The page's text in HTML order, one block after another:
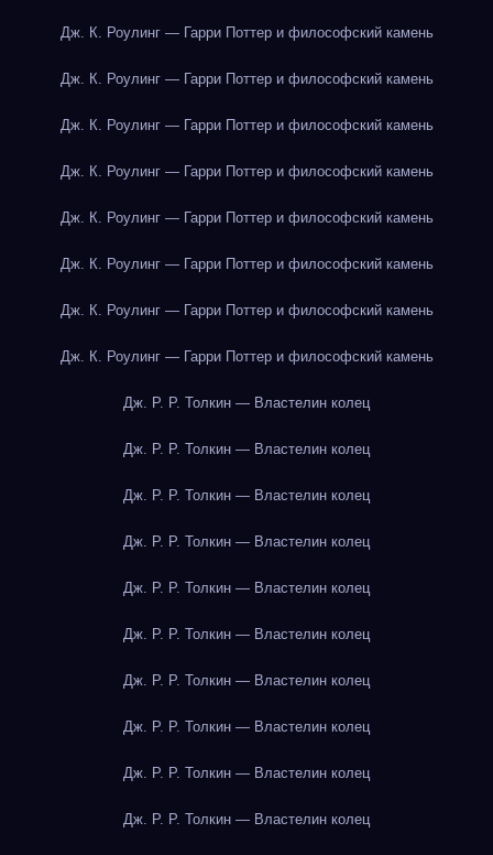
Дж. К. Роулинг — Гарри Поттер и философский камень
Дж. К. Роулинг — Гарри Поттер и философский камень
Дж. К. Роулинг — Гарри Поттер и философский камень
Дж. К. Роулинг — Гарри Поттер и философский камень
Дж. К. Роулинг — Гарри Поттер и философский камень
Дж. К. Роулинг — Гарри Поттер и философский камень
Дж. К. Роулинг — Гарри Поттер и философский камень
Дж. К. Роулинг — Гарри Поттер и философский камень
Дж. Р. Р. Толкин — Властелин колец
Дж. Р. Р. Толкин — Властелин колец
Дж. Р. Р. Толкин — Властелин колец
Дж. Р. Р. Толкин — Властелин колец
Дж. Р. Р. Толкин — Властелин колец
Дж. Р. Р. Толкин — Властелин колец
Дж. Р. Р. Толкин — Властелин колец
Дж. Р. Р. Толкин — Властелин колец
Дж. Р. Р. Толкин — Властелин колец
Дж. Р. Р. Толкин — Властелин колец